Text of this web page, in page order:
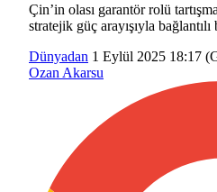
Çin’in olası garantör rolü
stratejik güç arayışıyla
Dünyadan 1 Eylül 2025 18:17
Ozan Akarsu